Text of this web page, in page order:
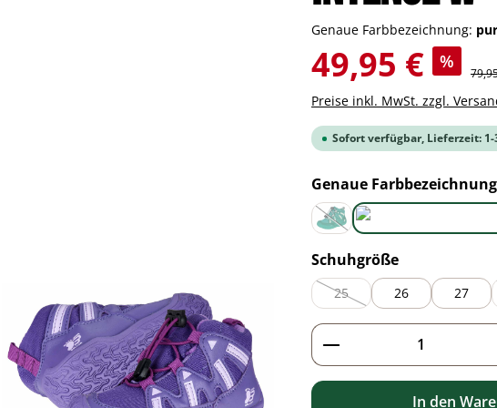
Genaue Farbbezeichnung:
Verkaufspreis:
49,95 € %
Preise inkl. MwSt. zzgl.
Sofort verfügbar, Lieferzeit: 1-
Genaue Farbbezeichnung
green
(Diese Option ist zurzeit nicht
Schuhgrößeauswählen
25
(Diese Option ist zurzeit nicht
26 27
Produkt Anzahl:
In den